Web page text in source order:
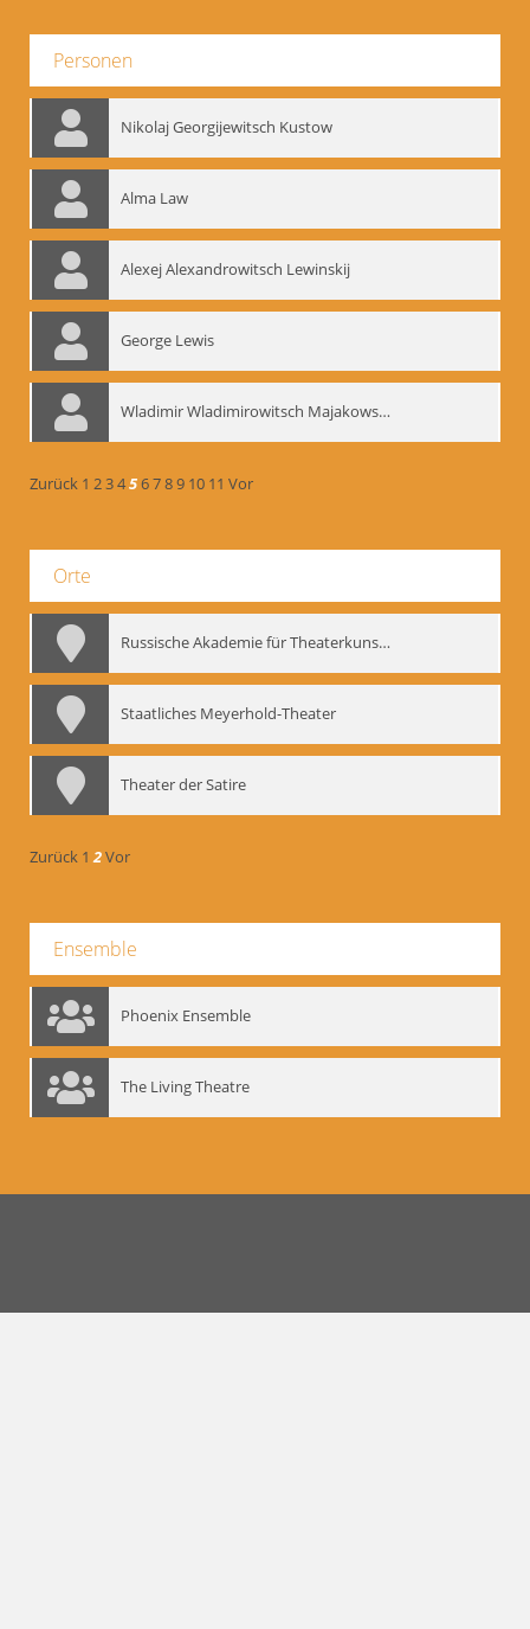
Personen
Nikolaj Georgijewitsch Kustow
Alma Law
Alexej Alexandrowitsch Lewinskij
George Lewis
Wladimir Wladimirowitsch Majakowskij
Zurück 1 23456789 10 11 Vor
Orte
Russische Akademie für Theaterkunst – GITIS
Staatliches Meyerhold-Theater
Theater der Satire
Zurück 1 2Vor
Ensemble
Phoenix Ensemble
The Living Theatre